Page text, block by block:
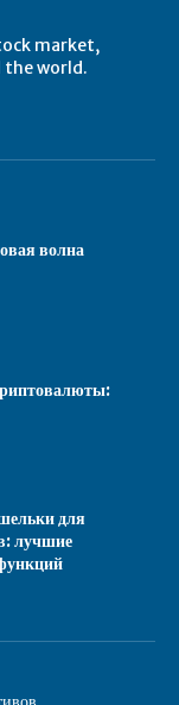
market,
the world.
волна
для
лучшие